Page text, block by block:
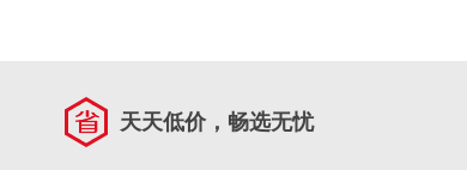
天天低价，畅选无忧